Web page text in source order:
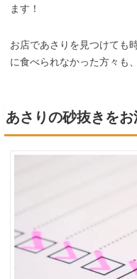
ます！
お店であさりを見つけても
に食べられなかった方々も
あさりの砂抜きを